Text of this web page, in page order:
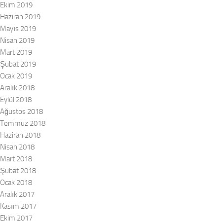
Ekim 2019
Haziran 2019
Mayıs 2019
Nisan 2019
Mart 2019
Şubat 2019
Ocak 2019
Aralık 2018
Eylül 2018
Ağustos 2018
Temmuz 2018
Haziran 2018
Nisan 2018
Mart 2018
Şubat 2018
Ocak 2018
Aralık 2017
Kasım 2017
Ekim 2017